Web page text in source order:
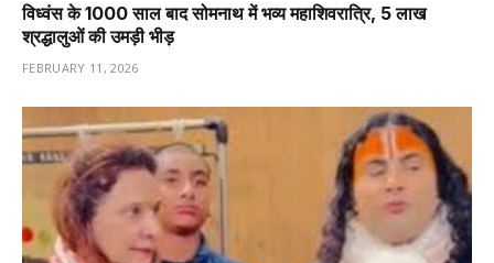
विध्वंस के 1000 साल बाद सोमनाथ में भव्य महाशिवरात्रि, 5 लाख
श्रद्धालुओं की उमड़ी भीड़
FEBRUARY 11, 2026